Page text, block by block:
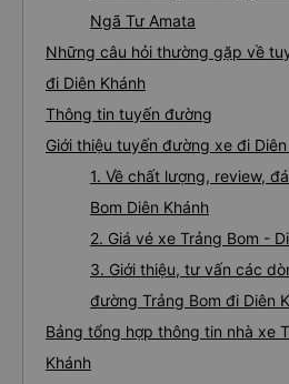
Ngã Tư Amata
Những câu hỏi thường gặp về
đi Diên Khánh
Thông tin tuyến đường
Giới thiệu tuyến đường xe đi
1. Về chất lượng, review,
Bom Diên Khánh
2. Giá vé xe Trảng Bom -
3. Giới thiệu, tư vấn các
đường Trảng Bom đi Diên
Bảng tổng hợp thông tin nhà xe
Khánh